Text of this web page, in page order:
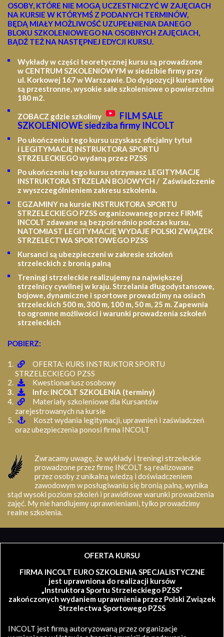
OSOBY, KTÓRE NIE MOGĄ UCZESTNICZYĆ W ZAJĘCIACH
NA KURSIE W KTÓRYMŚ Z PODANYCH TERMINÓW,
BĘDĄ MIAŁY MOŻLIWOŚĆ UZUPEŁNIENIA DANEGO
BLOKU SZKOLENIOWEGO NA OSOBNYCH ZAJĘCIACH,
BĄDŹ TEŻ NA NASTĘPNEJ EDYCJI KURSU.
Wykłady w części teoretycznej kursu są prowadzone
w CENTRUM SZKOLENIOWYM w siedzibie firmy przy
ul. Korkowej 167 w Warszawie. Do dyspozycji kursantów
są przestronne, wysokie sale szkoleniowe o powierzchni
180 m2.
ZOBACZ gdzie szkolimy
FILM SALE
SZKOLENIOWE siedziba firmy INCOLT
Po ukończeniu tego kursu uzyskasz oficjalny tytuł
i LEGITYMACJĘ INSTRUKTORA SPORTU
STRZELECKIEGO wydaną przez PZSS
Po ukończeniu tego kursu otrzymasz LEGITYMACJĘ
INSTRUKTORA STRZELAŃ BOJOWYCH / Zaświadczenie
z wyszczególnieniem zakresu szkolenia.
EGZAMINY na kursie INSTRUKTORA SPORTU
STRZELECKIEGO PZSS organizowanego przez FIRMĘ
INCOLT zdawane są bezpośrednio podczas kursu,
NATOMIAST LEGITYMACJĘ WYDAJE POLSKI ZWIĄZEK
STRZELECTWA SPORTOWEGO PZSS
Kursanci są ubezpieczeni w zakresie szkoleń
strzeleckich z bronią palną
Treningi strzeleckie realizujemy na największej
strzelnicy cywilnej w kraju. Strzelania długodystansowe,
bojowe, dynamiczne i sportowe prowadzimy na osiach
strzeleckich 500 m, 300 m, 100 m, 50 m, 25 m. Zapewnia
to ogromne możliwości i warunki prowadzenia szkoleń
strzeleckich
POBIERZ:
OFERTA: KURS INSTRUKTOR SPORTU
STRZELECKIEGO PZSS
Kwestionariusz osobowy
Info: INCOLT SZKOLENIA (terminy)
Materiały szkoleniowe dla Kursantów
zarejestrowanych na kursie
Koszt wydania legitymacji, uprawnień i zaświadczeń
oraz ubezpieczenia ponosi firma INCOLT
Zwracamy uwagę, że wykłady i treningi strzeleckie
prowadzone przez firmę INCOLT są realizowane
przez osoby z unikalną wiedzą i doświadczeniem
zawodowym w posługiwaniu się bronią palną, wynika
stąd wysoki poziom szkoleń i prawidłowe warunki prowadzenia
zajęć. My nie handlujemy uprawnieniami, tylko prowadzimy
realne szkolenia.
OFERTA KURSU
FIRMA INCOLT EURO SZKOLENIA SPECJALISTYCZNE
jest uprawniona do realizacji kursów
„Instruktora Sportu Strzeleckiego PZSS”
zakończonych wydaniem uprawnienia przez Polski Związek
Strzelectwa Sportowego PZSS
INCOLT jest firmą autoryzowaną przez organizacje